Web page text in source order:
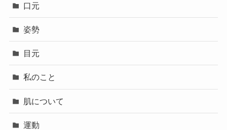
口元
姿勢
目元
私のこと
肌について
運動